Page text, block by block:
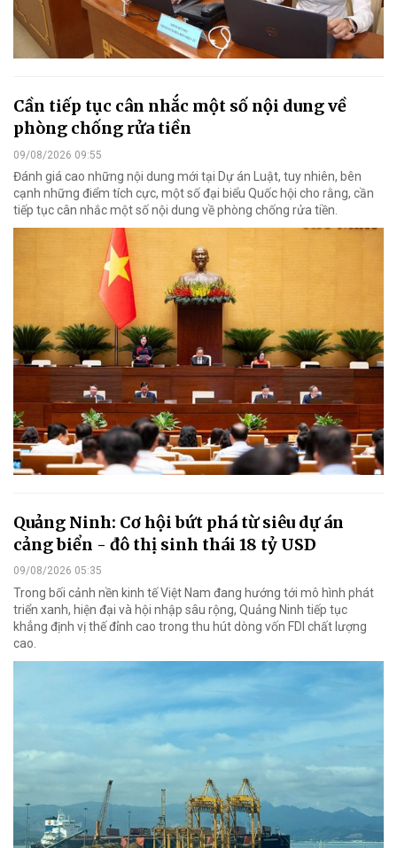
Cần tiếp tục cân nhắc một số nội dung về
phòng chống rửa tiền
09/08/2026 09:55
Đánh giá cao những nội dung mới tại Dự án Luật, tuy nhiên, bên
cạnh những điểm tích cực, một số đại biểu Quốc hội cho rằng, cần
tiếp tục cân nhắc một số nội dung về phòng chống rửa tiền.
Quảng Ninh: Cơ hội bứt phá từ siêu dự án
cảng biển - đô thị sinh thái 18 tỷ USD
09/08/2026 05:35
Trong bối cảnh nền kinh tế Việt Nam đang hướng tới mô hình phát
triển xanh, hiện đại và hội nhập sâu rộng, Quảng Ninh tiếp tục
khẳng định vị thế đỉnh cao trong thu hút dòng vốn FDI chất lượng
cao.